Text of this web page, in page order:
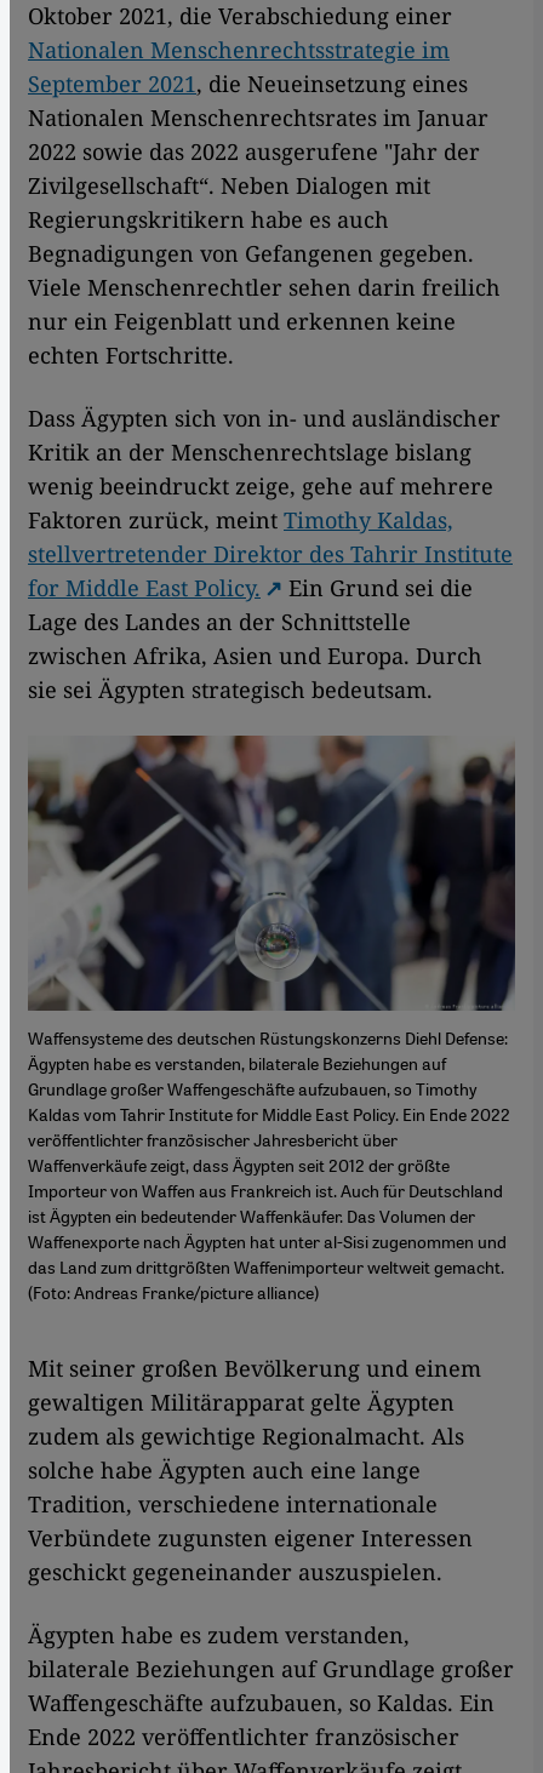
Oktober 2021, die Verabschiedung einer
Nationalen Menschenrechtsstrategie im
September 2021, die Neueinsetzung eines
Nationalen Menschenrechtsrates im Januar
2022 sowie das 2022 ausgerufene "Jahr der
Zivilgesellschaft“. Neben Dialogen mit
Regierungskritikern habe es auch
Begnadigungen von Gefangenen gegeben.
Viele Menschenrechtler sehen darin freilich
nur ein Feigenblatt und erkennen keine
echten Fortschritte.
Dass Ägypten sich von in- und ausländischer
Kritik an der Menschenrechtslage bislang
wenig beeindruckt zeige, gehe auf mehrere
Faktoren zurück, meint Timothy Kaldas,
stellvertretender Direktor des Tahrir Institute
for Middle East Policy.
Ein Grund sei die
Lage des Landes an der Schnittstelle
zwischen Afrika, Asien und Europa. Durch
sie sei Ägypten strategisch bedeutsam.
Waffensysteme des deutschen Rüstungskonzerns Diehl Defense:
Ägypten habe es verstanden, bilaterale Beziehungen auf
Grundlage großer Waffengeschäfte aufzubauen, so Timothy
Kaldas vom Tahrir Institute for Middle East Policy. Ein Ende 2022
veröffentlichter französischer Jahresbericht über
Waffenverkäufe zeigt, dass Ägypten seit 2012 der größte
Importeur von Waffen aus Frankreich ist. Auch für Deutschland
ist Ägypten ein bedeutender Waffenkäufer. Das Volumen der
Waffenexporte nach Ägypten hat unter al-Sisi zugenommen und
das Land zum drittgrößten Waffenimporteur weltweit gemacht.
(Foto: Andreas Franke/picture alliance)
Mit seiner großen Bevölkerung und einem
gewaltigen Militärapparat gelte Ägypten
zudem als gewichtige Regionalmacht. Als
solche habe Ägypten auch eine lange
Tradition, verschiedene internationale
Verbündete zugunsten eigener Interessen
geschickt gegeneinander auszuspielen.
Ägypten habe es zudem verstanden,
bilaterale Beziehungen auf Grundlage großer
Waffengeschäfte aufzubauen, so Kaldas. Ein
Ende 2022 veröffentlichter französischer